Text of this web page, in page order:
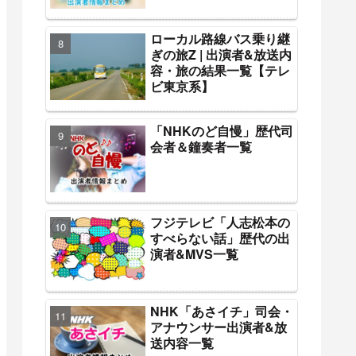
ローカル路線バス乗り継
ぎの旅Z | 出演者&放送内
容・旅の結果一覧【テレ
ビ東京系】
「NHKのど自慢」歴代司
会者＆鐘奏者一覧
フジテレビ「人志松本の
すべらない話」歴代の出
演者&MVS一覧
NHK「あさイチ」司会・
アナウンサー出演者&放
送内容一覧